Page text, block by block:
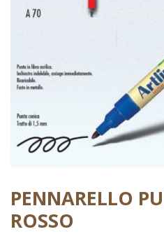
PENNARELLO
ROSSO